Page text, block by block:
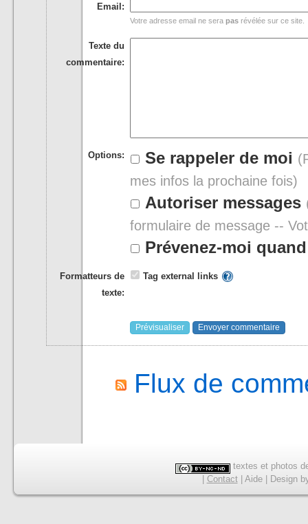
Email:
Votre adresse email ne serapas révélée sur ce site.
Texte du
commentaire:
Options: Se rappeler de moi
mes infos la prochaine fois)
Autoriser messages
formulaire de message --
Prévenez-moi
Formatteurs de
texte:
Tag external links
Flux de
textes et photos
Contact| Aide| Design